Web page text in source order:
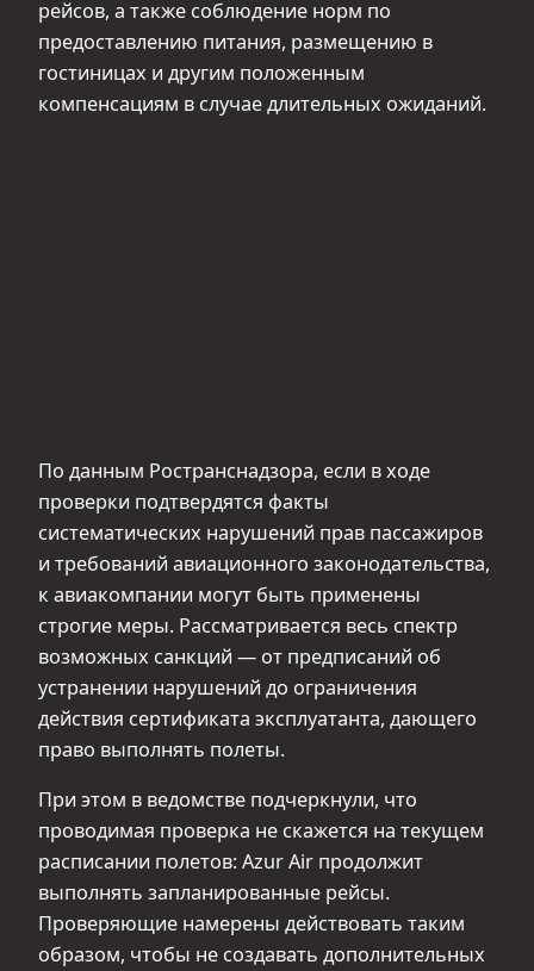
рейсов, а также соблюдение норм по
предоставлению питания, размещению в
гостиницах и другим положенным
компенсациям в случае длительных ожиданий.
По данным Ространснадзора, если в ходе
проверки подтвердятся факты
систематических нарушений прав пассажиров
и требований авиационного законодательства,
к авиакомпании могут быть применены
строгие меры. Рассматривается весь спектр
возможных санкций — от предписаний об
устранении нарушений до ограничения
действия сертификата эксплуатанта, дающего
право выполнять полеты.
При этом в ведомстве подчеркнули, что
проводимая проверка не скажется на текущем
расписании полетов: Azur Air продолжит
выполнять запланированные рейсы.
Проверяющие намерены действовать таким
образом, чтобы не создавать дополнительных